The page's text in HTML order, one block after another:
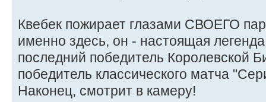
Квебек пожирает глазами СВОЕГО
именно здесь, он - настоящая
последний победитель Королевской
победитель классического матча
Наконец, смотрит в камеру!